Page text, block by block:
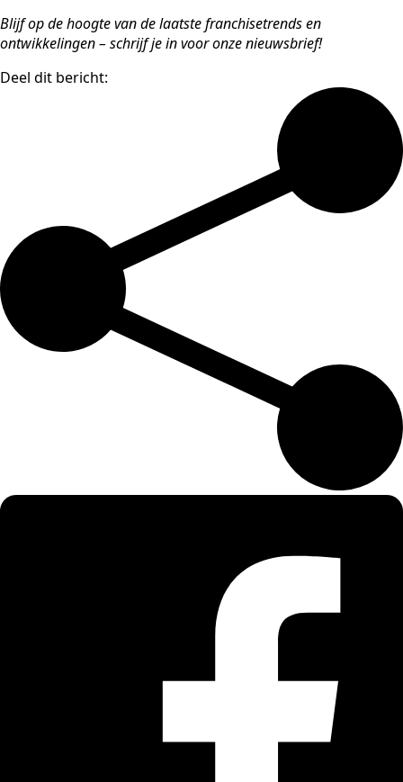
Blijf op de hoogte van de laatste franchisetrends en
ontwikkelingen – schrijf je in voor onze nieuwsbrief!
Deel dit bericht: